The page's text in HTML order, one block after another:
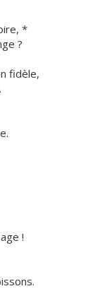
*
?
fidèle,
!